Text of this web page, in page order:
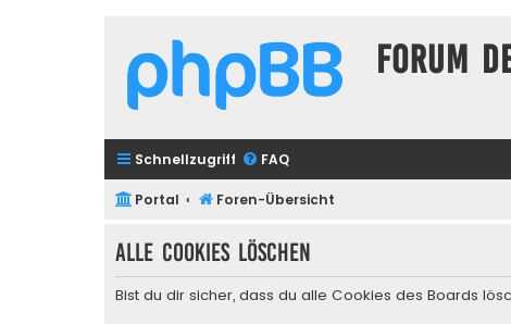
Forum
Schnellzugriff FAQ
Portal Foren-Übersicht
Alle Cookies löschen
Bist du dir sicher, dass du alle Cookies des Boards